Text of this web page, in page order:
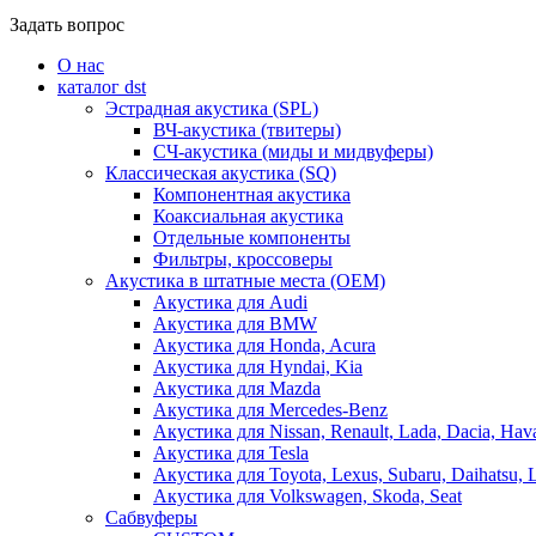
Задать вопрос
О нас
каталог dst
Эстрадная акустика (SPL)
ВЧ-акустика (твитеры)
СЧ-акустика (миды и мидвуферы)
Классическая акустика (SQ)
Компонентная акустика
Коаксиальная акустика
Отдельные компоненты
Фильтры, кроссоверы
Акустика в штатные места (OEM)
Акустика для Audi
Акустика для BMW
Акустика для Honda, Acura
Акустика для Hyndai, Kia
Акустика для Mazda
Акустика для Mercedes-Benz
Акустика для Nissan, Renault, Lada, Dacia,
Акустика для Tesla
Акустика для Toyota, Lexus, Subaru, Daihatsu,
Акустика для Volkswagen, Skoda, Seat
Сабвуферы